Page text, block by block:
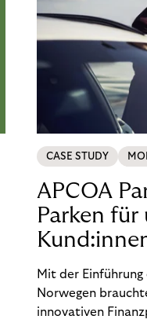
CASE STUDY
APCOA
Parken für
Mit der
Norwegen
innovativen